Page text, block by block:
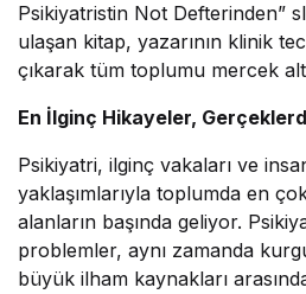
Psikiyatristin Not Defterinden”
ulaşan kitap, yazarının klinik
çıkarak tüm toplumu mercek
En İlginç Hikayeler,
Psikiyatri, ilginç vakaları ve
yaklaşımlarıyla toplumda en
alanların başında geliyor.
problemler, aynı zamanda
büyük ilham kaynakları